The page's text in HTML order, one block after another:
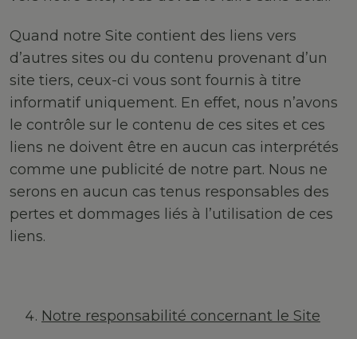
Quand notre Site contient des liens vers
d’autres sites ou du contenu provenant d’un
site tiers, ceux-ci vous sont fournis à titre
informatif uniquement. En effet, nous n’avons
le contrôle sur le contenu de ces sites et ces
liens ne doivent être en aucun cas interprétés
comme une publicité de notre part. Nous ne
serons en aucun cas tenus responsables des
pertes et dommages liés à l’utilisation de ces
liens.
Notre responsabilité concernant le Site